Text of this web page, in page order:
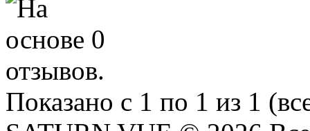
Показано с 1 по 1 из 1